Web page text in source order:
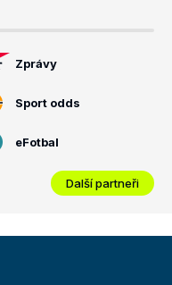
Zprávy
Sport odds
eFotbal
Další partneři